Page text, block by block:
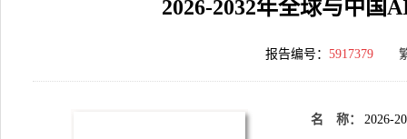
2026-2032年全球与中国
报告编号： 5917379
名 称： 2026-